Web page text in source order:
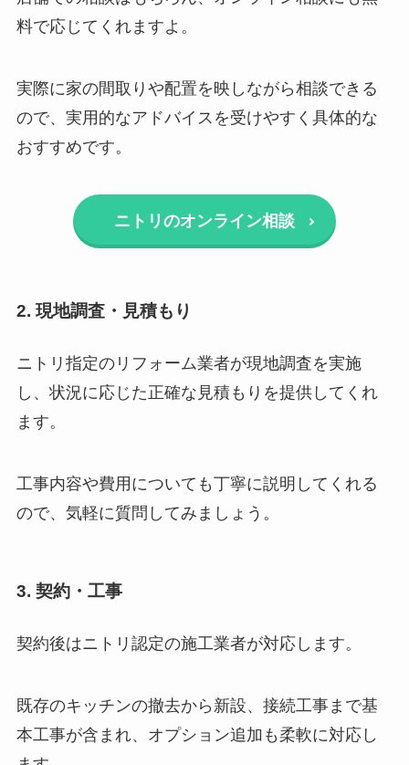
料で応じてくれますよ。
実際に家の間取りや配置を映しながら相談できる
ので、実用的なアドバイスを受けやすく具体的な
おすすめです。
ニトリのオンライン相談
2. 現地調査・見積もり
ニトリ指定のリフォーム業者が現地調査を実施
し、状況に応じた正確な見積もりを提供してくれ
ます。
工事内容や費用についても丁寧に説明してくれる
ので、気軽に質問してみましょう。
3. 契約・工事
契約後はニトリ認定の施工業者が対応します。
既存のキッチンの撤去から新設、接続工事まで基
本工事が含まれ、オプション追加も柔軟に対応し